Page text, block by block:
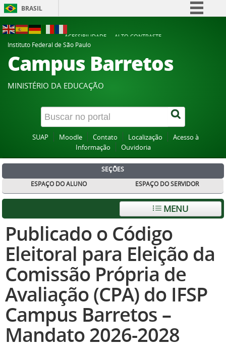
BRASIL
Participe
Acesso à informação
Canais
ACESSIBILIDADE
ALTO CONTRASTE
Instituto Federal de São Paulo
Campus Barretos
MINISTÉRIO DA EDUCAÇÃO
SUAP Moodle Contato Localização
Acesso à
Informação
Ouvidoria
SEÇÕES
ESPAÇO DO ALUNO
ESPAÇO DO SERVIDOR
MENU
Publicado o Código
Eleitoral para Eleição da
Comissão Própria de
Avaliação (CPA) do IFSP
Campus Barretos –
Mandato 2026-2028